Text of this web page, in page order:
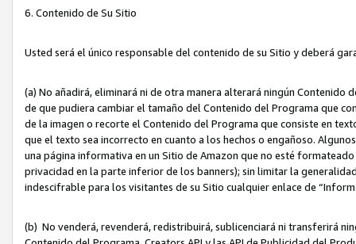
6. Contenido de Su Sitio
Usted será el único responsable del contenido de su Sitio y deberá
(a) No añadirá, eliminará ni de otra manera alterará ningún
de que pudiera cambiar el tamaño del Contenido del Programa que
de la imagen o recorte el Contenido del Programa que consiste en
que el texto sea incorrecto en cuanto a los hechos o engañoso.
una página informativa en un Sitio de Amazon que no esté
privacidad en la parte inferior de los banners); sin limitar la
indescifrable para los visitantes de su Sitio cualquier enlace de
(b) No venderá, revenderá, redistribuirá, sublicenciará ni transferirá